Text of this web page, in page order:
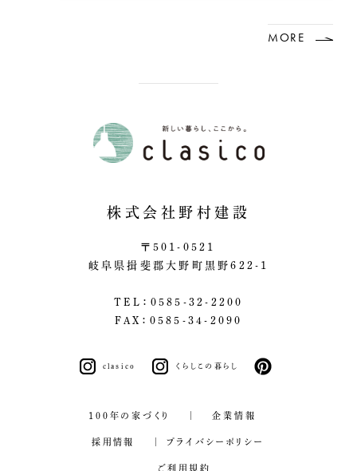
MORE
株式会社野村建設
〒501-0521
岐阜県揖斐郡大野町黒野622-1
TEL：0585-32-2200
FAX：0585-34-2090
clasico くらしこの暮らし
100年の家づくり 企業情報
採用情報 プライバシーポリシー
ご利用規約